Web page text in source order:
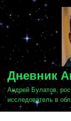
Перейти
к
содержимому
Дневник
Андрей Булатов,
исследователь в